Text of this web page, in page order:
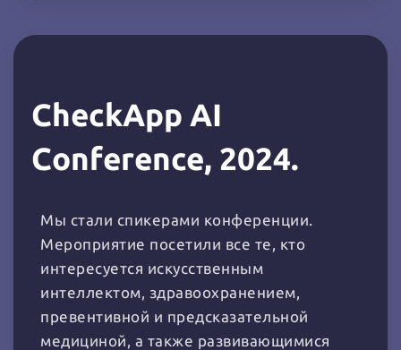
CheckApp AI
Conference, 2024.
Мы стали спикерами конференции.
Мероприятие посетили все те, кто
интересуется искусственным
интеллектом, здравоохранением,
превентивной и предсказательной
медициной, а также развивающимися